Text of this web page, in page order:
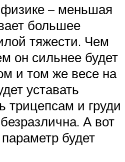
– меньшая
большее
тяжести. Чем
он сильнее будет
и том же весе на
уставать
трицепсам и груди
А вот
будет